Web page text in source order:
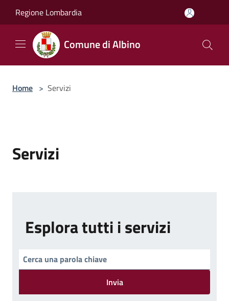
Regione Lombardia
Comune di Albino
Home > Servizi
Servizi
Esplora tutti i servizi
Invia